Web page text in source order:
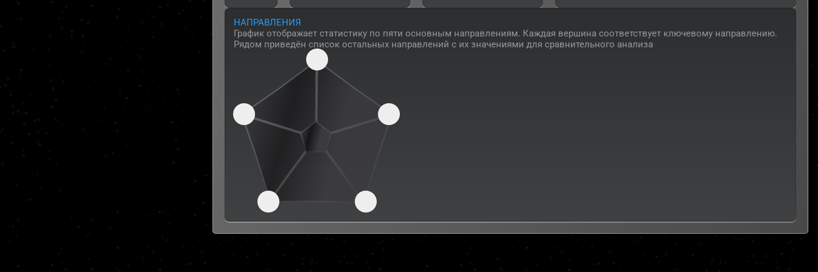
НАПРАВЛЕНИЯ
График отображает статистику по пяти основным направлениям. Каждая вершина соответствует ключевому направлению.
Рядом приведён список остальных направлений с их значениями для сравнительного анализа